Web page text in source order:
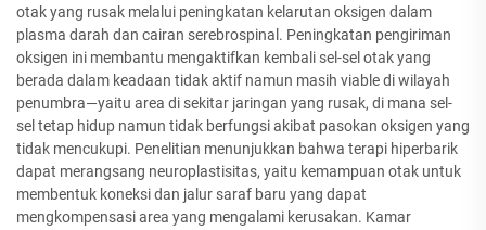
otak yang rusak melalui peningkatan kelarutan oksigen dalam
plasma darah dan cairan serebrospinal. Peningkatan pengiriman
oksigen ini membantu mengaktifkan kembali sel-sel otak yang
berada dalam keadaan tidak aktif namun masih viable di wilayah
penumbra—yaitu area di sekitar jaringan yang rusak, di mana sel-
sel tetap hidup namun tidak berfungsi akibat pasokan oksigen yang
tidak mencukupi. Penelitian menunjukkan bahwa terapi hiperbarik
dapat merangsang neuroplastisitas, yaitu kemampuan otak untuk
membentuk koneksi dan jalur saraf baru yang dapat
mengkompensasi area yang mengalami kerusakan. Kamar